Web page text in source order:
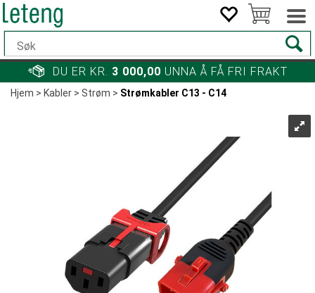
DU ER KR. 3 000,00 UNNA Å FÅ FRI FRAKT
Hjem>Kabler>Strøm>Strømkabler C13 - C14